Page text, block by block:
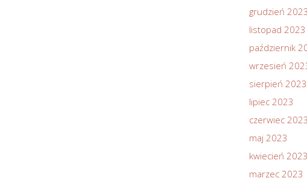
grudzień 2023
listopad 2023
październik
wrzesień
sierpień 2023
lipiec 2023
czerwiec 2023
maj 2023
kwiecień 2023
marzec 2023